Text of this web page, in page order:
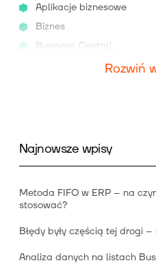
Aplikacje biznesowe
Biznes
Business Central
Rozwiń
Najnowsze wpisy
Metoda FIFO w ERP – na
stosować?
Błędy były częścią tej drogi
Analiza danych na listach